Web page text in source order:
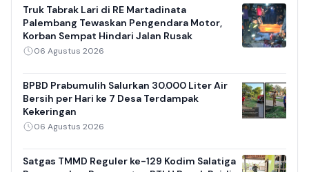
Truk Tabrak Lari di RE Martadinata
Palembang Tewaskan Pengendara Motor,
Korban Sempat Hindari Jalan Rusak
06 Agustus 2026
BPBD Prabumulih Salurkan 30.000 Liter Air
Bersih per Hari ke 7 Desa Terdampak
Kekeringan
06 Agustus 2026
Satgas TMMD Reguler ke-129 Kodim Salatiga